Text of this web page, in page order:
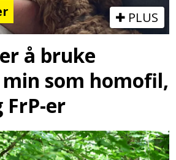
PLUS
å bruke
som homofil,
er